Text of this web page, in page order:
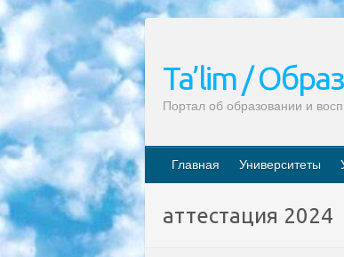
Ta’lim /
Портал об образовании и
Главная Университеты
аттестация 2024